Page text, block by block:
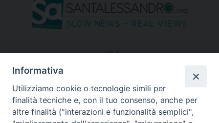
seguici su
Informativa
Utilizziamo cookie o tecnologie simili per
finalità tecniche e, con il tuo consenso, anche per
altre finalità ("interazioni e funzionalità semplici",